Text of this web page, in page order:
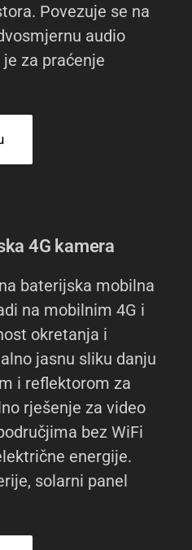
Povezuje se na
audio
za praćenje
4G kamera
baterijska mobilna
na mobilnim 4G i
okretanja i
jasnu sliku danju
i reflektorom za
rješenje za video
bez WiFi
energije.
solarni panel